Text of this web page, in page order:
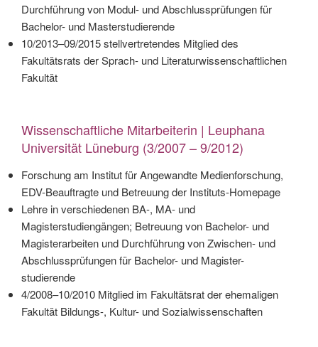
Durch­führung von Modul- und Abschlussprüfungen für
Bachelor- und Masterstudierende
10/2013–09/2015 stellvertretendes Mitglied des
Fakultätsrats der Sprach- und Literaturwissenschaftlichen
Fakultät
Wissenschaftliche Mitarbeiterin | Leuphana
Universität Lüneburg (3/2007 – 9/2012)
Forschung am Institut für Angewandte Medienforschung,
EDV-Beauftragte und Betreuung der Instituts-Homepage
Lehre in verschiedenen BA-, MA- und
Magisterstudiengängen; Betreuung von Bachelor- und
Magisterar­beiten und Durchführung von Zwischen- und
Abschlussprüfungen für Bachelor- und Magister-
studierende
4/2008–10/2010 Mitglied im Fakultätsrat der ehemaligen
Fakultät Bildungs-, Kultur- und Sozialwissen­schaften